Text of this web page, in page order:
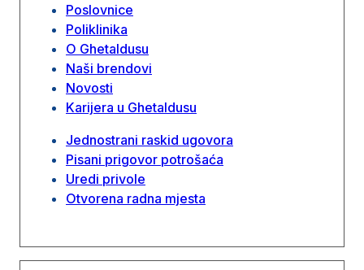
Poslovnice
Poliklinika
O Ghetaldusu
Naši brendovi
Novosti
Karijera u Ghetaldusu
Jednostrani raskid ugovora
Pisani prigovor potrošaća
Uredi privole
Otvorena radna mjesta